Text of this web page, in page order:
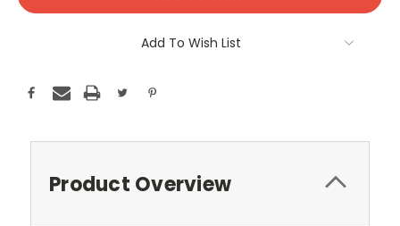
Add To Wish List
Product Overview